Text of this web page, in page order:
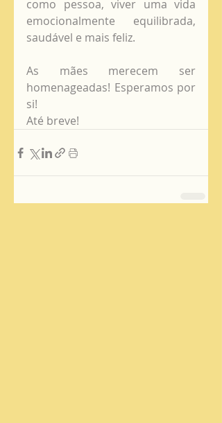
como pessoa, viver uma vida
emocionalmente equilibrada,
saudável e mais feliz.
As mães merecem ser
homenageadas! Esperamos por
si!
Até breve!